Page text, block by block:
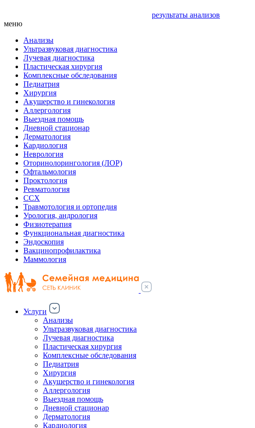
результаты анализов
меню
Анализы
Ультразвуковая диагностика
Лучевая диагностика
Пластическая хирургия
Комплексные обследования
Педиатрия
Хирургия
Акушерство и гинекология
Аллергология
Выездная помощь
Дневной стационар
Дерматология
Кардиология
Неврология
Оторинолорингология (ЛОР)
Офтальмология
Проктология
Ревматология
ССХ
Травмотология и ортопедия
Урология, андрология
Физиотерапия
Функциональная диагностика
Эндоскопия
Вакцинопрофилактика
Маммология
Услуги
Анализы
Ультразвуковая диагностика
Лучевая диагностика
Пластическая хирургия
Комплексные обследования
Педиатрия
Хирургия
Акушерство и гинекология
Аллергология
Выездная помощь
Дневной стационар
Дерматология
Кардиология